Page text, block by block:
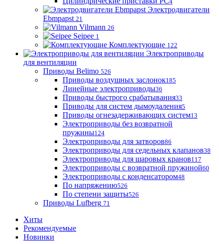
Электродвигатели
Ebmpapst 21
Vilmann 26
Seipee 1
Комплектующие 122
Электроприводы
для вентиляции
Приводы Belimo 526
Приводы воздушных заслонок185
Линейные электроприводы36
Приводы быстрого срабатывания33
Приводы для систем дымоудаления5
Приводы огнезадерживающих систем13
Электроприводы без возвратной
пружины124
Электроприводы для затворов86
Электроприводы для седельных клапанов38
Электроприводы для шаровых кранов117
Электроприводы с возвратной пружиной60
Электроприводы с конденсатором48
По напряжению526
По степени защиты526
Приводы Lufberg 71
Хиты
Рекомендуемые
Новинки